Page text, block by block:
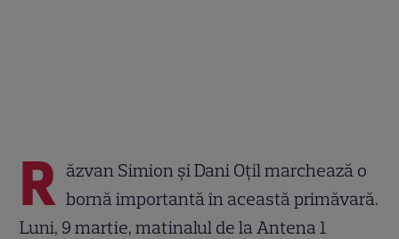
R ăzvan Simion și Dani Oțil marchează o
bornă importantă în această primăvară.
Luni, 9 martie, matinalul de la Antena 1